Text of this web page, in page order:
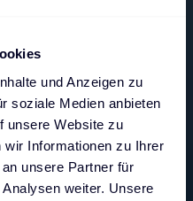
und Anzeigen zu
soziale Medien anbieten
unsere Website zu
wir Informationen zu Ihrer
unsere Partner für
weiter. Unsere